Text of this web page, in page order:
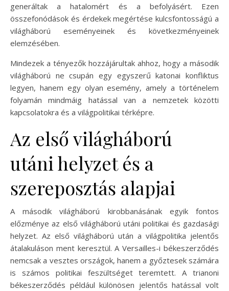
generáltak a hatalomért és a befolyásért. Ezen
összefonódások és érdekek megértése kulcsfontosságú a
világháború eseményeinek és következményeinek
elemzésében.
Mindezek a tényezők hozzájárultak ahhoz, hogy a második
világháború ne csupán egy egyszerű katonai konfliktus
legyen, hanem egy olyan esemény, amely a történelem
folyamán mindmáig hatással van a nemzetek közötti
kapcsolatokra és a világpolitikai térképre.
Az első világháború
utáni helyzet és a
szereposztás alapjai
A második világháború kirobbanásának egyik fontos
előzménye az első világháború utáni politikai és gazdasági
helyzet. Az első világháború után a világpolitika jelentős
átalakuláson ment keresztül. A Versailles-i békeszerződés
nemcsak a vesztes országok, hanem a győztesek számára
is számos politikai feszültséget teremtett. A trianoni
békeszerződés például különösen jelentős hatással volt